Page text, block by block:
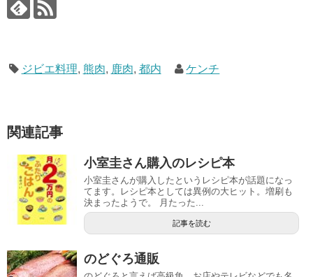
ジビエ料理, 熊肉, 鹿肉, 都内 ケンチ
関連記事
小室圭さん購入のレシピ本
小室圭さんが購入したというレシピ本が話題になっ
てます。レシピ本としては異例の大ヒット。増刷も
決まったようで。 月たった...
記事を読む
のどぐろ通販